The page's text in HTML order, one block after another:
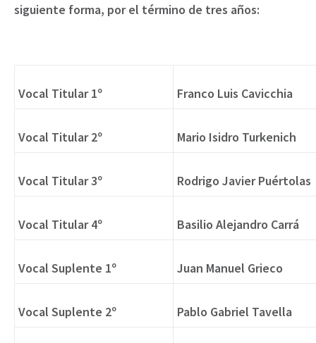
siguiente forma, por el término de tres años:
Vocal Titular 1º Franco Luis Cavicchia
Vocal Titular 2º Mario Isidro Turkenich
Vocal Titular 3º Rodrigo Javier Puértolas
Vocal Titular 4º Basilio Alejandro Carrá
Vocal Suplente 1º Juan Manuel Grieco
Vocal Suplente 2º Pablo Gabriel Tavella